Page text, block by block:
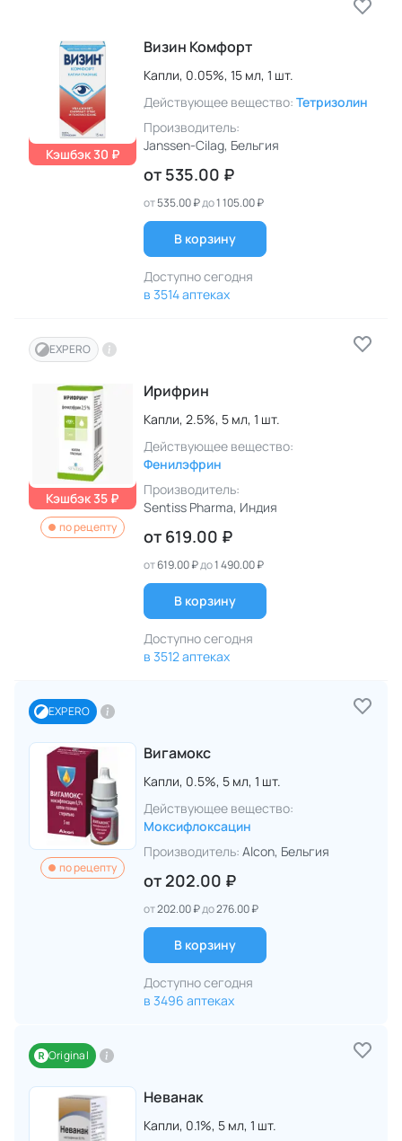
Кэшбэк 30 ₽
Визин Комфорт
Капли, 0.05%, 15 мл, 1 шт.
Действующее вещество: Тетризолин
Производитель:
Janssen-Cilag, Бельгия
от 535.00 ₽
от535.00 ₽до1 105.00 ₽
В корзину
Доступно сегодня
в 3514 аптеках
EXPERO
Кэшбэк 35 ₽
по рецепту
Ирифрин
Капли, 2.5%, 5 мл, 1 шт.
Действующее вещество:
Фенилэфрин
Производитель:
Sentiss Pharma, Индия
от 619.00 ₽
от619.00 ₽до1 490.00 ₽
В корзину
Доступно сегодня
в 3512 аптеках
EXPERO
по рецепту
Вигамокс
Капли, 0.5%, 5 мл, 1 шт.
Действующее вещество:
Моксифлоксацин
Производитель: Alcon, Бельгия
от 202.00 ₽
от202.00 ₽до276.00 ₽
В корзину
Доступно сегодня
в 3496 аптеках
Original
Неванак
Капли, 0.1%, 5 мл, 1 шт.